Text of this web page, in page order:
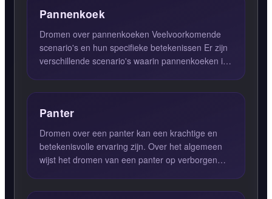
Pannenkoek
Dromen over pannenkoeken Veelvoorkomende
scenario's en hun specifieke betekenissen Er zijn
verschillende scenario's waarin pannenkoeken in
Panter
Dromen over een panter kan een krachtige en
betekenisvolle ervaring zijn. Over het algemeen
wijst het dromen van een panter op verborgen